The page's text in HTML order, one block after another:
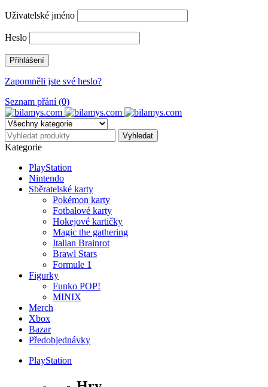
Uživatelské jméno
Heslo
Zapomněli jste své heslo?
Seznam přání (0)
Kategorie
PlayStation
Nintendo
Sběratelské karty
Pokémon karty
Fotbalové karty
Hokejové kartičky
Magic the gathering
Italian Brainrot
Brawl Stars
Formule 1
Figurky
Funko POP!
MINIX
Merch
Xbox
Bazar
Předobjednávky
PlayStation